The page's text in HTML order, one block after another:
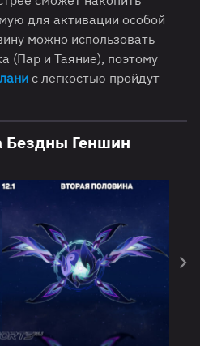
для активации особой
можно использовать
(Пар и Таяние), поэтому
с легкостью пройдут
Бездны Геншин